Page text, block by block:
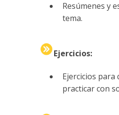
Resúmenes y
tema.
Ejercicios:
Ejercicios para
practicar con